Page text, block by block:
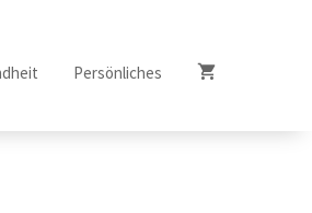
Persönliches